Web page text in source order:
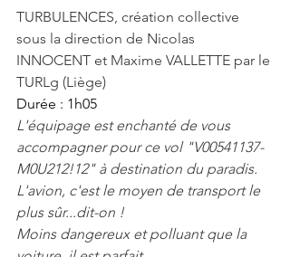
TURBULENCES, création collective
sous la direction de Nicolas
INNOCENT et Maxime VALLETTE par le
TURLg (Liège)
Durée : 1h05
L'équipage est enchanté de vous
accompagner pour ce vol "V00541137-
M0U212!12" à destination du paradis.
L'avion, c'est le moyen de transport le
plus sûr...dit-on !
Moins dangereux et polluant que la